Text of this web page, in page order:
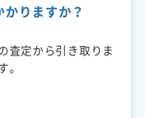
りますか？
査定から引き取りま